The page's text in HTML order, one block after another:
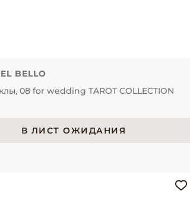
BELLO
08 for wedding TAROT COLLECTION
В ЛИСТ ОЖИДАНИЯ